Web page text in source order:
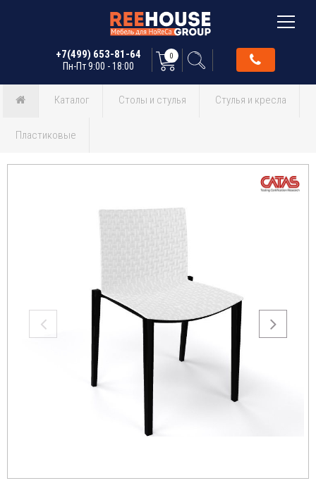
+7(499) 653-81-64
Пн-Пт 9:00 - 18:00
0
Каталог Столы и стулья Стулья и кресла
Пластиковые